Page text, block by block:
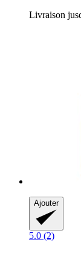
Livraison
Ajouter
5.0 (2)